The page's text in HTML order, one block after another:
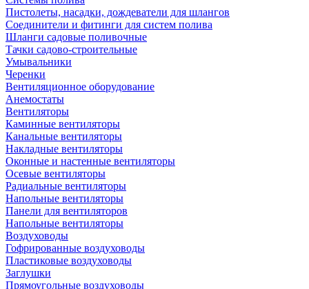
Пистолеты, насадки, дождеватели для шлангов
Соединители и фитинги для систем полива
Шланги садовые поливочные
Тачки садово-строительные
Умывальники
Черенки
Вентиляционное оборудование
Анемостаты
Вентиляторы
Каминные вентиляторы
Канальные вентиляторы
Накладные вентиляторы
Оконные и настенные вентиляторы
Осевые вентиляторы
Радиальные вентиляторы
Напольные вентиляторы
Панели для вентиляторов
Напольные вентиляторы
Воздуховоды
Гофрированные воздуховоды
Пластиковые воздуховоды
Заглушки
Прямоугольные воздуховоды